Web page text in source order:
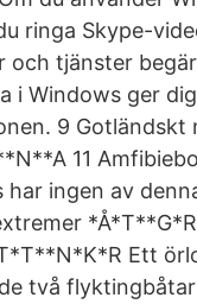
ringa Skype-
och tjänster
i Windows ger
9
11
ingen av
Ett
två